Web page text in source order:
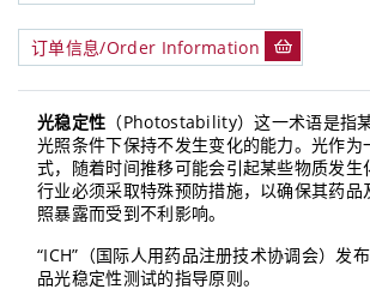
订单信息/Order Information
光稳定性 （Photostability）这一术语是指
光照条件下保持不发生变化的能力。光作为
式，随着时间推移可能会引起某些物质发生
行业必须采取特殊预防措施，以确保其药品
照暴露而受到不利影响。
“ICH”（国际人用药品注册技术协调会）发
品光稳定性测试的指导原则。